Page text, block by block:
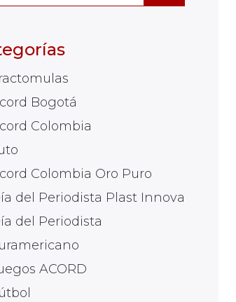
Bogotá
Colombia
Colombia Oro Puro
del Periodista Plast Innova
del Periodista
ACORD